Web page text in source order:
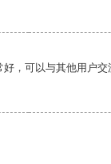
，可以与其他用户交